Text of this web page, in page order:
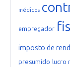
médicos
empregador
imposto de
presumido lucro